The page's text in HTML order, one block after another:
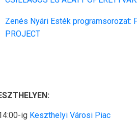
Zenés Nyári Esték programsorozat:
PROJECT
ig Keszthelyi Városi Piac